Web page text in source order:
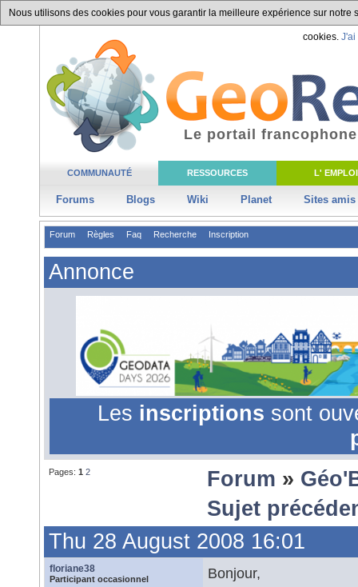
Nous utilisons des cookies pour vous garantir la meilleure expérience sur
cookies. J'ai
COMMUNAUTÉ RESSOURCES L' EMPLOI
Forums Blogs Wiki Planet Sites amis
Le portail
Forum Règles Faq Recherche Inscription
Annonce
Les inscriptions sont
Pages: 1 2 Forum »
Sujet
Thu 28 August 2008 16:01
floriane38
Participant occasionnel
Bonjour,